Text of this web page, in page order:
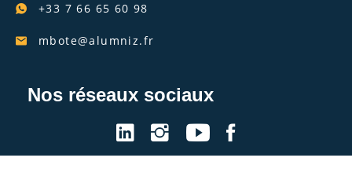
+33 7 66 65 60 98
mbote@alumniz.fr
Nos réseaux sociaux